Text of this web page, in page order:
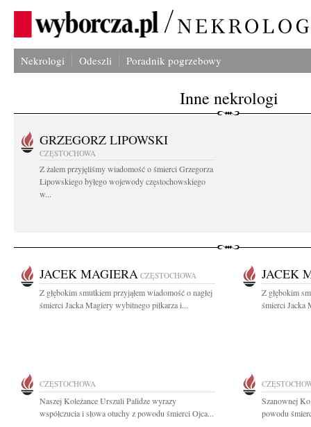
Nekrologi Odeszli Poradnik pogrzebowy
Inne nekrologi
GRZEGORZ LIPOWSKI
CZĘSTOCHOWA
Z żalem przyjęliśmy wiadomość o śmierci Grzegorza
Lipowskiego byłego wojewody częstochowskiego
w...
JACEK MAGIERA CZĘSTOCHOWA
Z głębokim smutkiem przyjąłem wiadomość o nagłej
śmierci Jacka Magiery wybitnego piłkarza i...
JACEK
Z głębokim
śmierci Jacka
CZĘSTOCHOWA
Naszej Koleżance Urszuli Palidze wyrazy
współczucia i słowa otuchy z powodu śmierci Ojca...
Szanownej
powodu